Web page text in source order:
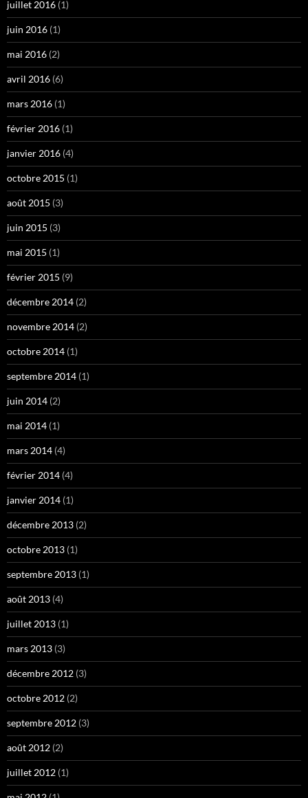
juillet 2016 (1)
juin 2016 (1)
mai 2016 (2)
avril 2016 (6)
mars 2016 (1)
février 2016 (1)
janvier 2016 (4)
octobre 2015 (1)
août 2015 (3)
juin 2015 (3)
mai 2015 (1)
février 2015 (9)
décembre 2014 (2)
novembre 2014 (2)
octobre 2014 (1)
septembre 2014 (1)
juin 2014 (2)
mai 2014 (1)
mars 2014 (4)
février 2014 (4)
janvier 2014 (1)
décembre 2013 (2)
octobre 2013 (1)
septembre 2013 (1)
août 2013 (4)
juillet 2013 (1)
mars 2013 (3)
décembre 2012 (3)
octobre 2012 (2)
septembre 2012 (3)
août 2012 (2)
juillet 2012 (1)